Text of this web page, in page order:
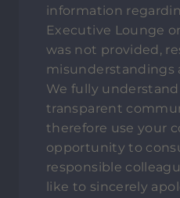
information
Executive Lounge
was not provided,
misunderstandings
We fully
transparent
therefore use your
opportunity to
responsible
like to sincerely